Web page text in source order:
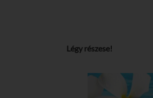
Légy részese!